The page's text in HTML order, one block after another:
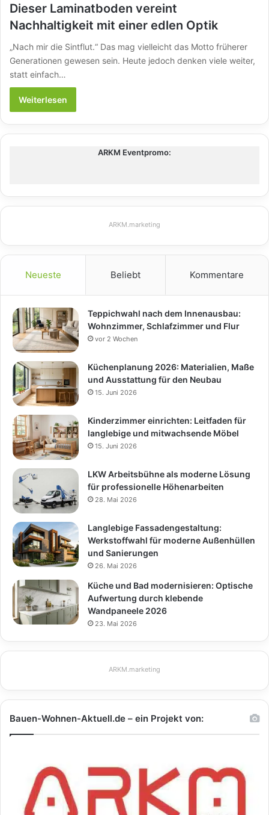
Dieser Laminatboden vereint
Nachhaltigkeit mit einer edlen Optik
„Nach mir die Sintflut.“ Das mag vielleicht das Motto früherer
Generationen gewesen sein. Heute jedoch denken viele weiter,
statt einfach…
Weiterlesen
ARKM Eventpromo:
ARKM.marketing
Neueste Beliebt Kommentare
Teppichwahl nach dem Innenausbau:
Wohnzimmer, Schlafzimmer und Flur
vor 2 Wochen
Küchenplanung 2026: Materialien, Maße
und Ausstattung für den Neubau
15. Juni 2026
Kinderzimmer einrichten: Leitfaden für
langlebige und mitwachsende Möbel
15. Juni 2026
LKW Arbeitsbühne als moderne Lösung
für professionelle Höhenarbeiten
28. Mai 2026
Langlebige Fassadengestaltung:
Werkstoffwahl für moderne Außenhüllen
und Sanierungen
26. Mai 2026
Küche und Bad modernisieren: Optische
Aufwertung durch klebende
Wandpaneele 2026
23. Mai 2026
ARKM.marketing
Bauen-Wohnen-Aktuell.de – ein Projekt von: